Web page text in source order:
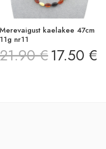
Merevaigust kaelakee 47cm
11g nr11
21.90€17.50 €